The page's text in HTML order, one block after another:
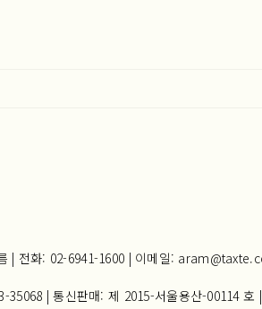
| 전화: 02-6941-1600 | 이메일:
35068 | 통신판매: 제 2015-서울용산-00114 호